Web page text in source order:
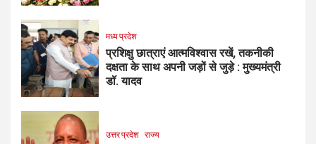
मध्य प्रदेश
प्रशिक्षु छात्राएं आत्मविश्वास रखें, तकनीकी
दक्षता के साथ अपनी जड़ों से जुड़े : मुख्यमंत्री
डॉ. यादव
उत्तर प्रदेश राज्य